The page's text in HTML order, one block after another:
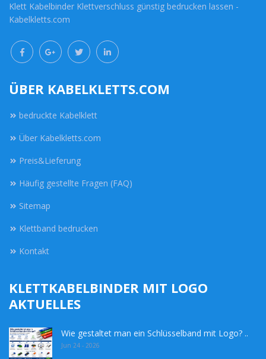
Klett Kabelbinder Klettverschluss günstig bedrucken lassen -
Kabelkletts.com
ÜBER KABELKLETTS.COM
bedruckte Kabelklett
Über Kabelkletts.com
Preis&Lieferung
Häufig gestellte Fragen (FAQ)
Sitemap
Klettband bedrucken
Kontakt
KLETTKABELBINDER MIT LOGO
AKTUELLES
Wie gestaltet man ein Schlüsselband mit Logo? ..
Jun 24 - 2026